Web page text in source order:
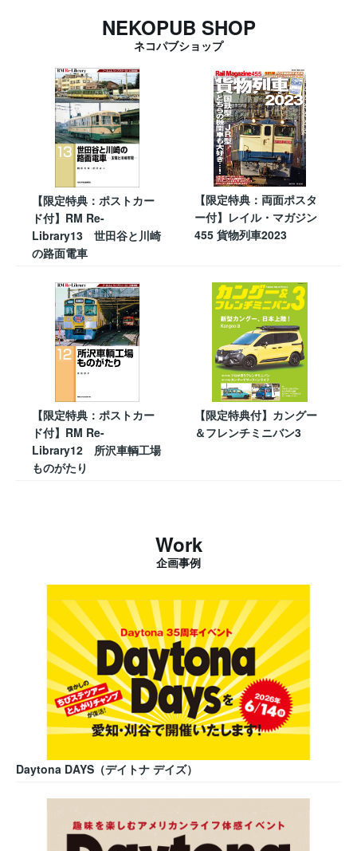
NEKOPUB SHOP
ネコパブショップ
【限定特典：ポストカー
ド付】RM Re-
Library13 世田谷と川崎
の路面電車
【限定特典：両面ポスタ
ー付】レイル・マガジン
455 貨物列車2023
【限定特典：ポストカー
ド付】RM Re-
Library12 所沢車輌工場
ものがたり
【限定特典付】カングー
＆フレンチミニバン3
Work
企画事例
Daytona DAYS（デイトナ デイズ）